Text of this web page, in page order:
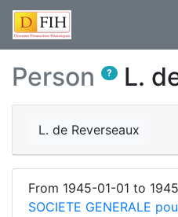
Person ? L.
L. de Reverseaux
From 1945-01-01 to
SOCIETE GENERALE